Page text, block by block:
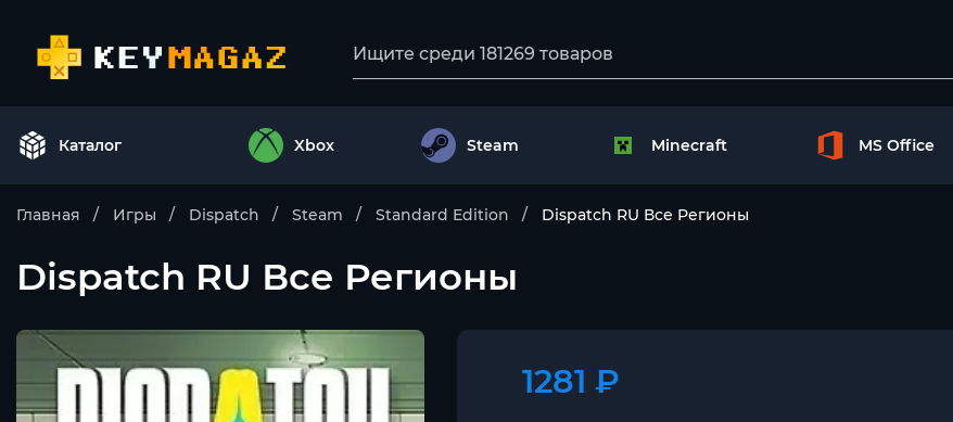
Каталог Xbox Steam Minecraft MS Office
Главная Игры Dispatch Steam Standard Edition Dispatch RU Все Регионы
Dispatch RU Все Регионы
1281 ₽